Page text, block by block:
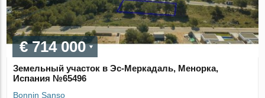
€ 714 000
Земельный участок в Эс-Меркадаль, Менорка,
Испания №65496
Bonnin Sanso